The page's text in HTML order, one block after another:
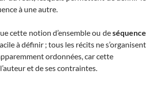
à une autre.
cette notion d’ensemble ou deséquence
à définir ; tous les récits ne s’organisent
ordonnées, car cette
et de ses contraintes.